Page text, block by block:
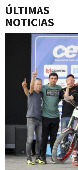
ÚLTIMAS
NOTICIAS